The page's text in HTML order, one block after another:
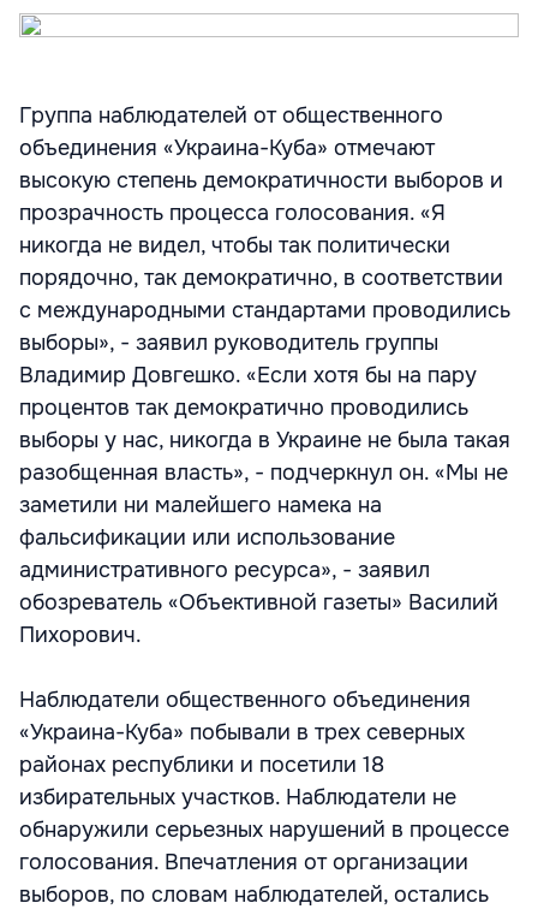
Группа наблюдателей от общественного
объединения «Украина-Куба» отмечают
высокую степень демократичности выборов и
прозрачность процесса голосования. «Я
никогда не видел, чтобы так политически
порядочно, так демократично, в соответствии
с международными стандартами проводились
выборы», - заявил руководитель группы
Владимир Довгешко. «Если хотя бы на пару
процентов так демократично проводились
выборы у нас, никогда в Украине не была такая
разобщенная власть», - подчеркнул он. «Мы не
заметили ни малейшего намека на
фальсификации или использование
административного ресурса», - заявил
обозреватель «Объективной газеты» Василий
Пихорович.
Наблюдатели общественного объединения
«Украина-Куба» побывали в трех северных
районах республики и посетили 18
избирательных участков. Наблюдатели не
обнаружили серьезных нарушений в процессе
голосования. Впечатления от организации
выборов, по словам наблюдателей, остались